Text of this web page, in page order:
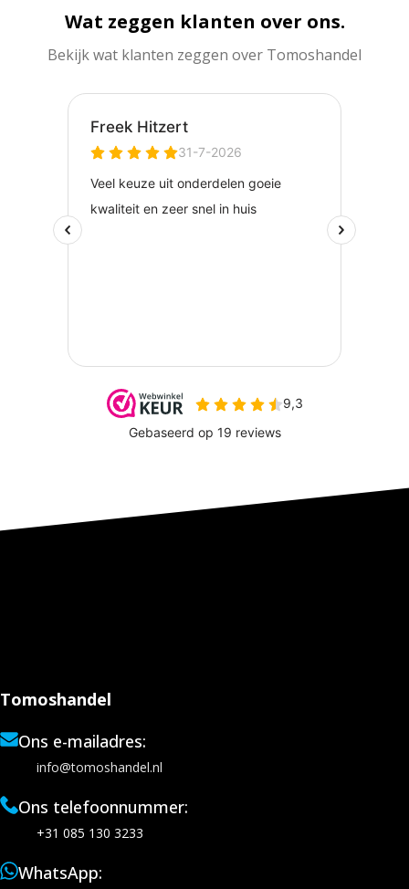
Wat zeggen klanten over ons.
Bekijk wat klanten zeggen over Tomoshandel
Tomoshandel
Ons e-mailadres:
info@tomoshandel.nl
Ons telefoonnummer:
+31 085 130 3233
WhatsApp: